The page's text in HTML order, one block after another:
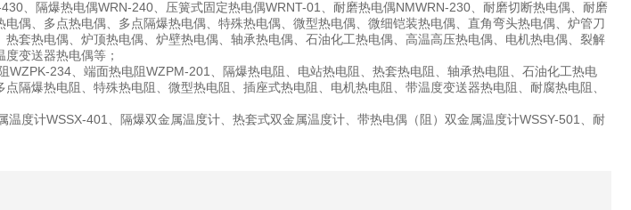
、隔爆热电偶WRN-240、压簧式固定热电偶WRNT-01 、耐磨热电偶NMWRN-230、耐磨切断热电偶、耐磨
偶、多点热电偶、多点隔爆热电偶、特殊热电偶、微型热电偶、微细铠装热电偶、直角弯头热电偶、炉管刀
套热电偶、炉顶热电偶、炉壁热电偶、轴承热电偶、石油化工热电偶、高温高压热电偶、电机热电偶、裂解
变送器热电偶等；
WZPK-234、端面热电阻 WZPM-201 、隔爆热电阻、电站热电阻、热套热电阻、轴承热电阻、石油化工热电
隔爆热电阻、特殊热电阻、微型热电阻、插座式热电阻、电机热电阻、带温度变送器热电阻、耐腐热电阻、
温度计WSSX-401 、隔爆双金属温度计、热套式双金属温度计、带热电偶（阻）双金属温度计WSSY-501 、耐